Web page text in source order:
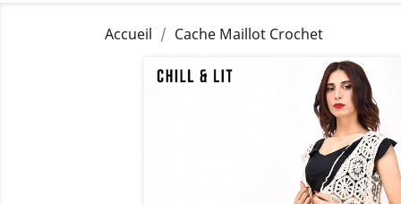
Accueil Cache Maillot Crochet